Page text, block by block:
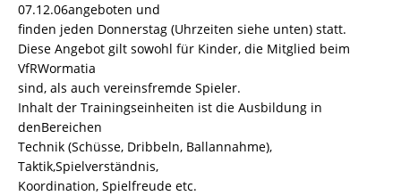
07.12.06angeboten und
finden jeden Donnerstag (Uhrzeiten siehe unten) statt.
Diese Angebot gilt sowohl für Kinder, die Mitglied beim
VfRWormatia
sind, als auch vereinsfremde Spieler.
Inhalt der Trainingseinheiten ist die Ausbildung in
denBereichen
Technik (Schüsse, Dribbeln, Ballannahme),
Taktik,Spielverständnis,
Koordination, Spielfreude etc.